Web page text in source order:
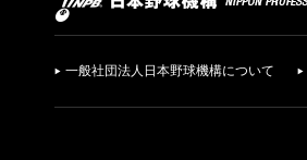
一般社団法人日本野球機構について